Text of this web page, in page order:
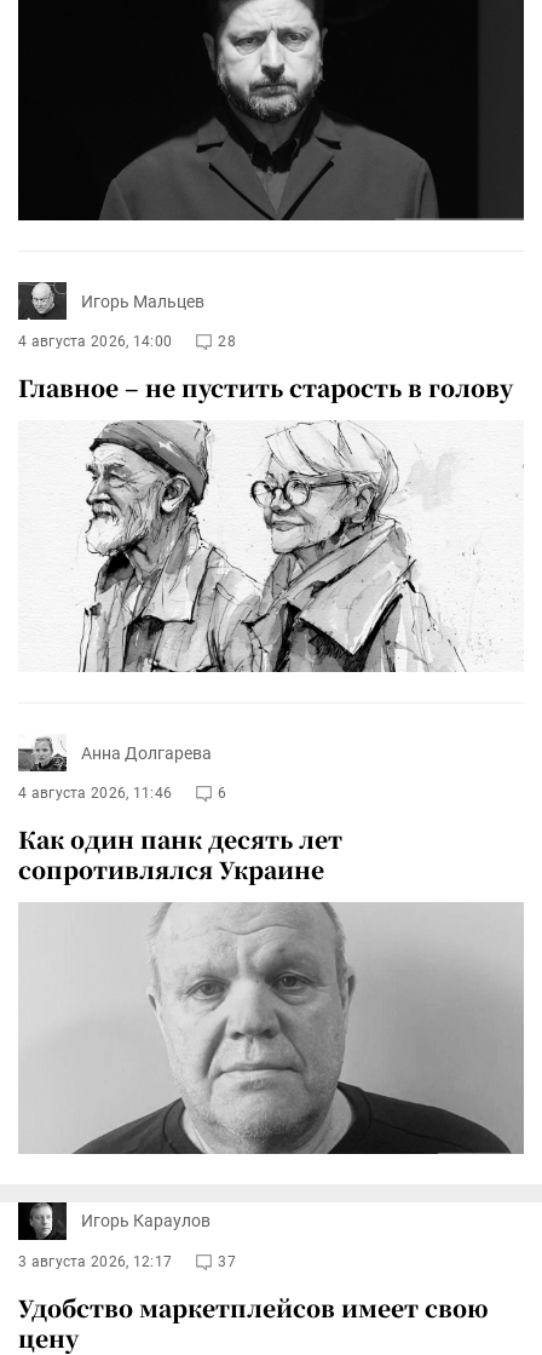
Игорь Мальцев
4 августа 2026, 14:00 28
Главное – не пустить старость в голову
Анна Долгарева
4 августа 2026, 11:46 6
Как один панк десять лет
сопротивлялся Украине
Игорь Караулов
3 августа 2026, 12:17 37
Удобство маркетплейсов имеет свою
цену